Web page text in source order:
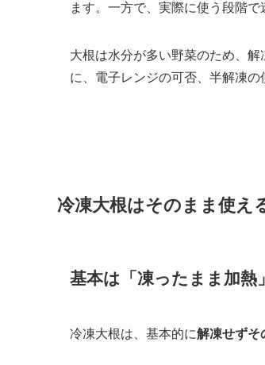
ます。一方で、実際に使う段階
大根は水分が多い野菜のため、
に、電子レンジの可否、半解凍の
冷凍大根はそのまま使え
基本は「凍ったまま加熱」
冷凍大根は、基本的に解凍せずそ